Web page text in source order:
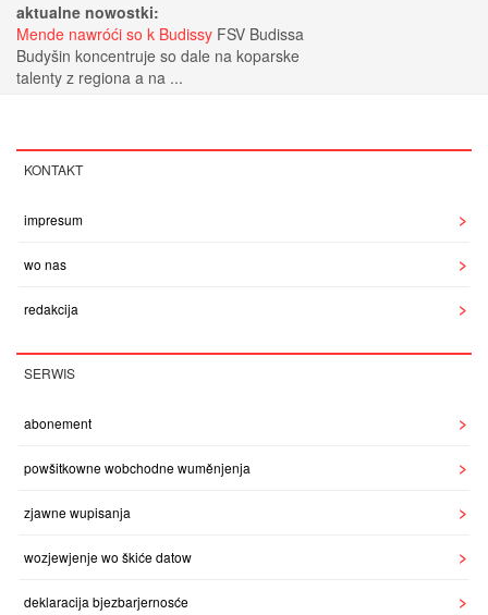
aktualne nowostki:
Mende nawróći so k Budissy FSV Budissa
Budyšin koncentruje so dale na koparske
talenty z regiona a na ...
KONTAKT
impresum
wo nas
redakcija
SERWIS
abonement
powšitkowne wobchodne wuměnjenja
zjawne wupisanja
wozjewjenje wo škiće datow
deklaracija bjezbarjernosće